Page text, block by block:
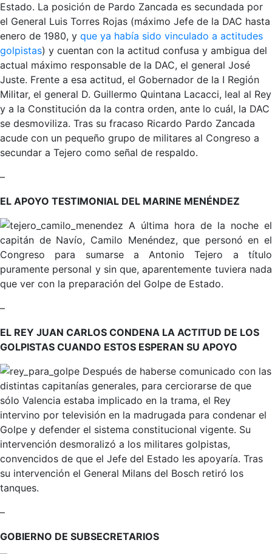
Estado. La posición de Pardo Zancada es secundada por
el General Luis Torres Rojas (máximo Jefe de la DAC hasta
enero de 1980, y que ya había sido vinculado a actitudes
golpistas) y cuentan con la actitud confusa y ambigua del
actual máximo responsable de la DAC, el general José
Juste. Frente a esa actitud, el Gobernador de la I Región
Militar, el general D. Guillermo Quintana Lacacci, leal al Rey
y a la Constitución da la contra orden, ante lo cuál, la DAC
se desmoviliza. Tras su fracaso Ricardo Pardo Zancada
acude con un pequeño grupo de militares al Congreso a
secundar a Tejero como señal de respaldo.
–
EL APOYO TESTIMONIAL DEL MARINE MENÉNDEZ
A última hora de la noche el
capitán de Navío, Camilo Menéndez, que personó en el
Congreso para sumarse a Antonio Tejero a título
puramente personal y sin que, aparentemente tuviera nada
que ver con la preparación del Golpe de Estado.
–
EL REY JUAN CARLOS CONDENA LA ACTITUD DE LOS
GOLPISTAS CUANDO ESTOS ESPERAN SU APOYO
Después de haberse comunicado con las
distintas capitanías generales, para cerciorarse de que
sólo Valencia estaba implicado en la trama, el Rey
intervino por televisión en la madrugada para condenar el
Golpe y defender el sistema constitucional vigente. Su
intervención desmoralizó a los militares golpistas,
convencidos de que el Jefe del Estado les apoyaría. Tras
su intervención el General Milans del Bosch retiró los
tanques.
–
GOBIERNO DE SUBSECRETARIOS